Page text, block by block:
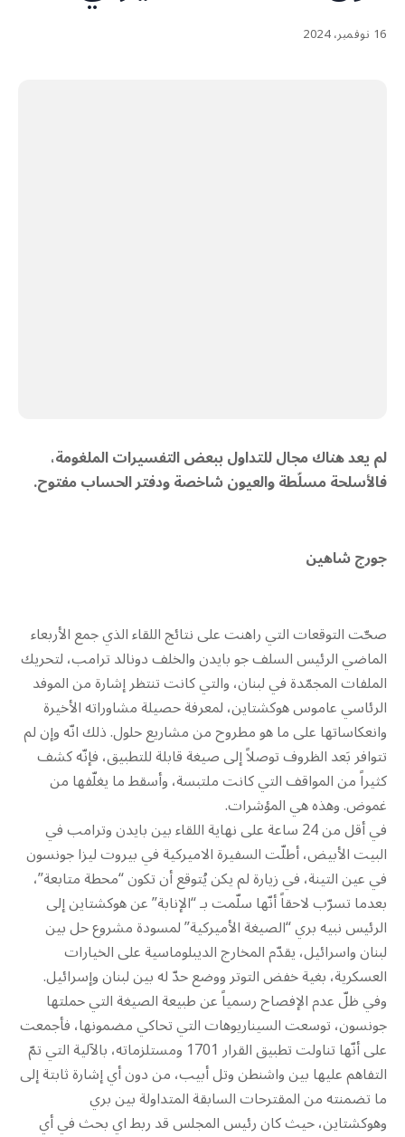
16 نوفمبر، 2024
لم يعد هناك مجال للتداول ببعض التفسيرات الملغومة،
فالأسلحة مسلّطة والعيون شاخصة ودفتر الحساب مفتوح.
جورج شاهين
صحّت التوقعات التي راهنت على نتائج اللقاء الذي جمع الأربعاء
الماضي الرئيس السلف جو بايدن والخلف دونالد ترامب، لتحريك
الملفات المجمّدة في لبنان، والتي كانت تنتظر إشارة من الموفد
الرئاسي عاموس هوكشتاين، لمعرفة حصيلة مشاوراته الأخيرة
وانعكاساتها على ما هو مطروح من مشاريع حلول. ذلك انّه وإن لم
تتوافر بَعد الظروف توصلاً إلى صيغة قابلة للتطبيق، فإنّه كشف
كثيراً من المواقف التي كانت ملتبسة، وأسقط ما يغلّفها من
غموض. وهذه هي المؤشرات.
في أقل من 24 ساعة على نهاية اللقاء بين بايدن وترامب في
البيت الأبيض، أطلّت السفيرة الاميركية في بيروت ليزا جونسون
في عين التينة، في زيارة لم يكن يُتوقع أن تكون “محطة متابعة”،
بعدما تسرّب لاحقاً أنّها سلّمت بـ “الإنابة” عن هوكشتاين إلى
الرئيس نبيه بري “الصيغة الأميركية” لمسودة مشروع حل بين
لبنان واسرائيل، يقدّم المخارج الديبلوماسية على الخيارات
العسكرية، بغية خفض التوتر ووضع حدّ له بين لبنان وإسرائيل.
وفي ظلّ عدم الإفصاح رسمياً عن طبيعة الصيغة التي حملتها
جونسون، توسعت السيناريوهات التي تحاكي مضمونها، فأجمعت
على أنّها تناولت تطبيق القرار 1701 ومستلزماته، بالآلية التي تمّ
التفاهم عليها بين واشنطن وتل أبيب، من دون أي إشارة ثابتة إلى
ما تضمنته من المقترحات السابقة المتداولة بين بري
وهوكشتاين، حيث كان رئيس المجلس قد ربط اي بحث في أي